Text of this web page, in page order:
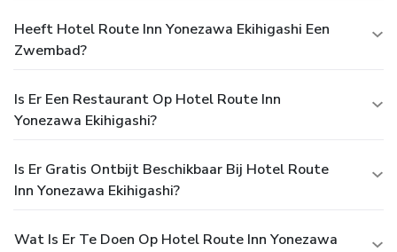
Heeft Hotel Route Inn Yonezawa Ekihigashi Een
Zwembad?
Is Er Een Restaurant Op Hotel Route Inn
Yonezawa Ekihigashi?
Is Er Gratis Ontbijt Beschikbaar Bij Hotel Route
Inn Yonezawa Ekihigashi?
Wat Is Er Te Doen Op Hotel Route Inn Yonezawa